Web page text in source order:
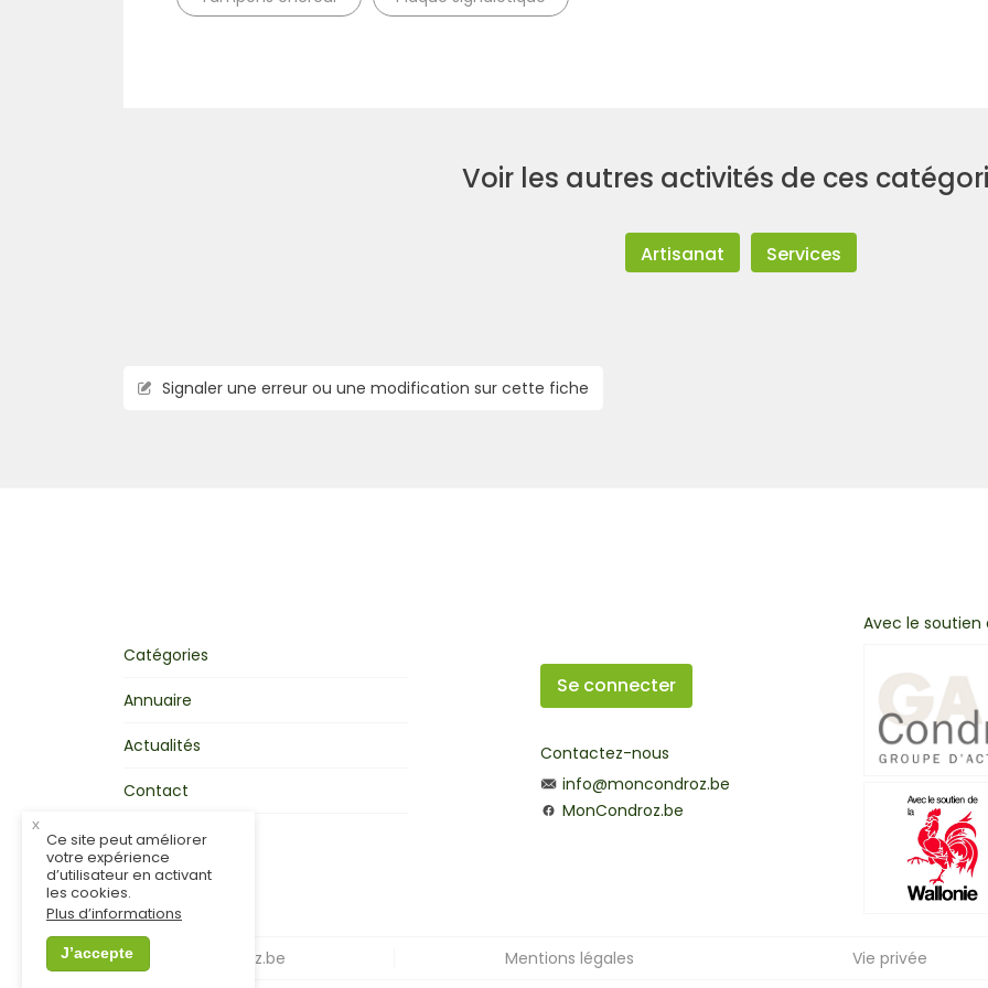
Voir les autres activités de ces
Artisanat Services
Signaler une erreur ou une modification sur cette fiche
Catégories
Annuaire
Actualités
Contact
Mon activité
Se connecter
Contactez-nous
info@moncondroz.be
MonCondroz.be
Avec le soutien
© MonCondroz.be Mentions légales Vie privée
x
Ce site peut améliorer
votre expérience
d’utilisateur en activant
les cookies.
Plus d’informations
J’accepte